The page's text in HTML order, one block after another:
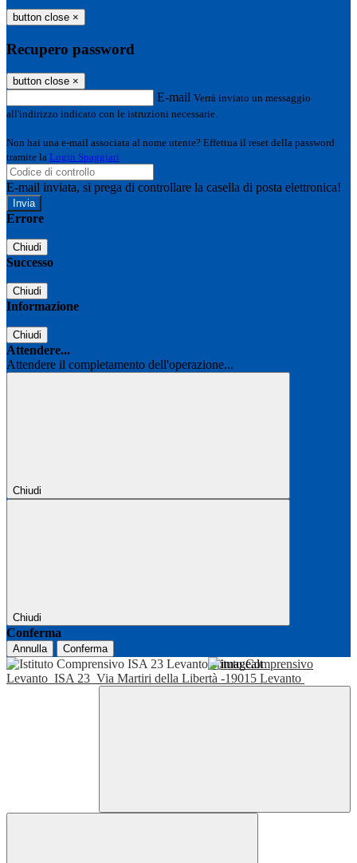
button close ×
Recupero password
button close ×
E-mail Verrà inviato un messaggio
all'indirizzo indicato con le istruzioni necessarie.
Non hai una e-mail associata al nome utente? Effettua il reset della password
tramite la Login Spaggiari
E-mail inviata, si prega di controllare la casella di posta elettronica!
Errore
Chiudi
Successo
Chiudi
Informazione
Chiudi
Attendere...
Attendere il completamento dell'operazione...
Chiudi
Chiudi
Conferma
Annulla Conferma
Istituto Comprensivo
Levanto ISA 23 Via Martiri della Libertà -19015 Levanto